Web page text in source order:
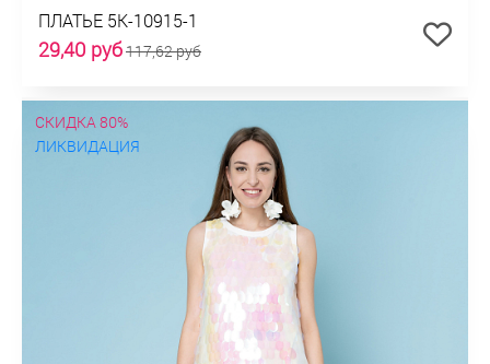
ПЛАТЬЕ 5К-10915-1
29,40 руб117,62 руб
СКИДКА 80%
ЛИКВИДАЦИЯ